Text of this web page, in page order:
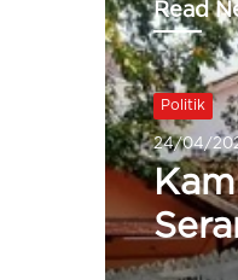
Read
Politik
24/04/
22/04/